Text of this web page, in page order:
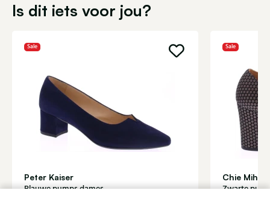
Is dit iets voor jou?
Sale
Peter Kaiser
Blauwe pumps dames
Sale
Chie
Zwarte